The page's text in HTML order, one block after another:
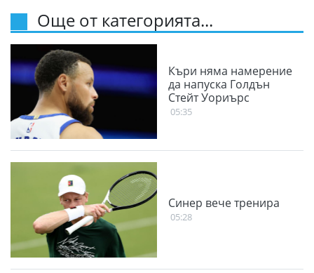
Още от категорията...
Къри няма намерение
да напуска Голдън
Стейт Уориърс
05:35
Синер вече тренира
05:28